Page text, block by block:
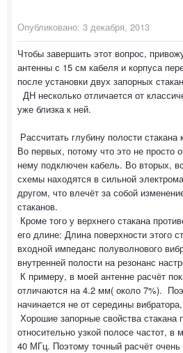
Опубликовано: 3 декабря, 2013
Чтобы завершить этот вопрос,
антенны с 15 см кабеля и корпуса
после установки двух запорных
ДН несколько отличается от
уже близка к ней.
Рассчитать глубину полости стакана
Во первых, потому что это не просто
нему подключен кабель. Во вторых,
схемы находятся в сильной
другом, что влечёт за собой
стаканов.
Кроме того у верхнего стакана
его длине: Длина поверхности этого
входной импеданс полуволнового
внутренней полости на резонанс
К примеру, в моей антенне расчёт
отличаются на 4.2 мм( около 7%).
начинается не от середины
Хорошие запорные свойства стакана
относительно узкой полосе частот, в
40 МГц. Поэтому точный расчёт